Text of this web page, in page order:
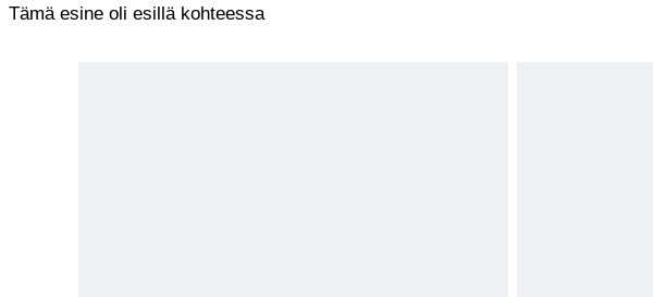
Tämä esine oli esillä kohteessa